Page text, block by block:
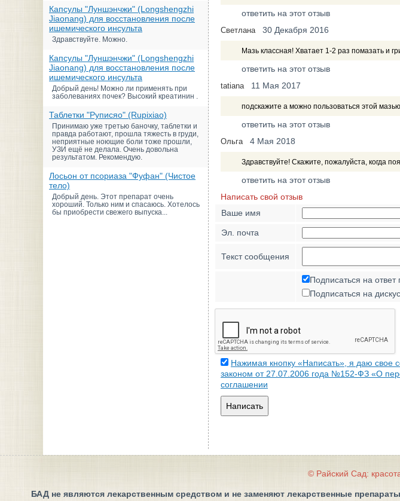
Капсулы "Луншэнчжи" (Longshengzhi
Jiaonang) для восстановления после
ишемического инсульта
Здравствуйте. Можно.
Капсулы "Луншэнчжи" (Longshengzhi
Jiaonang) для восстановления после
ишемического инсульта
Добрый день! Можно ли применять при
заболеваниях почек? Высокий креатинин .
Таблетки "Руписяо" (Rupixiao)
Принимаю уже третью баночку, таблетки и
правда работают, прошла тяжесть в груди,
неприятные ноющие боли тоже прошли,
УЗИ ещё не делала. Очень довольна
результатом. Рекомендую.
Лосьон от псориаза "Фуфан" (Чистое
тело)
Добрый день. Этот препарат очень
хороший. Только ним и спасаюсь. Хотелось
бы приобрести свежего выпуска...
ответить на этот отзыв
Светлана 30 Декабря 2016
Мазь классная! Хватает 1-2 раз помазать и
ответить на этот отзыв
tatiana 11 Мая 2017
подскажите а можно пользоваться этой
ответить на этот отзыв
Ольга 4 Мая 2018
Здравствуйте! Скажите, пожалуйста, когда
ответить на этот отзыв
Написать свой отзыв
Ваше имя
Эл. почта
Текст сообщения
Подписаться на ответ
Подписаться на
Нажимая кнопку «Написать», я даю свое
законом от 27.07.2006 года №152-ФЗ «О
соглашении
Написать
© Райский Сад:
БАД не являются лекарственным средством и не заменяют лекарственные